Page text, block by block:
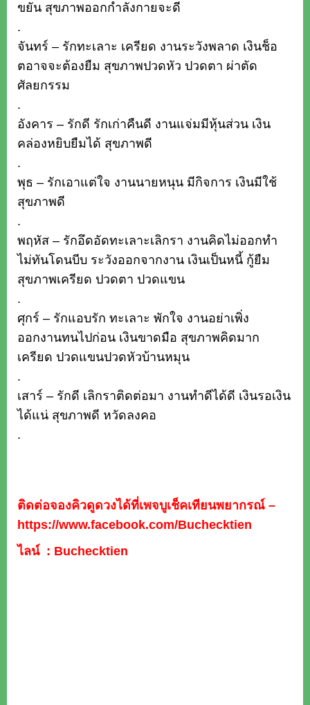
ขยัน สุขภาพออกกำลังกายจะดี
.
จันทร์ – รักทะเลาะ เครียด งานระวังพลาด เงินช็อ
ตอาจจะต้องยืม สุขภาพปวดหัว ปวดตา ผ่าตัด
ศัลยกรรม
.
อังคาร – รักดี รักเก่าคืนดี งานแจ่มมีหุ้นส่วน เงิน
คล่องหยิบยืมได้ สุขภาพดี
.
พุธ – รักเอาแต่ใจ งานนายหนุน มีกิจการ เงินมีใช้
สุขภาพดี
.
พฤหัส – รักอึดอัดทะเลาะเลิกรา งานคิดไม่ออกทำ
ไม่ทันโดนบีบ ระวังออกจากงาน เงินเป็นหนี้ กู้ยืม
สุขภาพเครียด ปวดตา ปวดแขน
.
ศุกร์ – รักแอบรัก ทะเลาะ พักใจ งานอย่าเพิ่ง
ออกงานทนไปก่อน เงินขาดมือ สุขภาพคิดมาก
เครียด ปวดแขนปวดหัวบ้านหมุน
.
เสาร์ – รักดี เลิกราติดต่อมา งานทำดีได้ดี เงินรอเงิน
ได้แน่ สุขภาพดี หวัดลงคอ
.
ติดต่อจองคิวดูดวงได้ที่เพจบูเช็คเทียนพยากรณ์ –
https://www.facebook.com/Buchecktien
ไลน์ : Buchecktien